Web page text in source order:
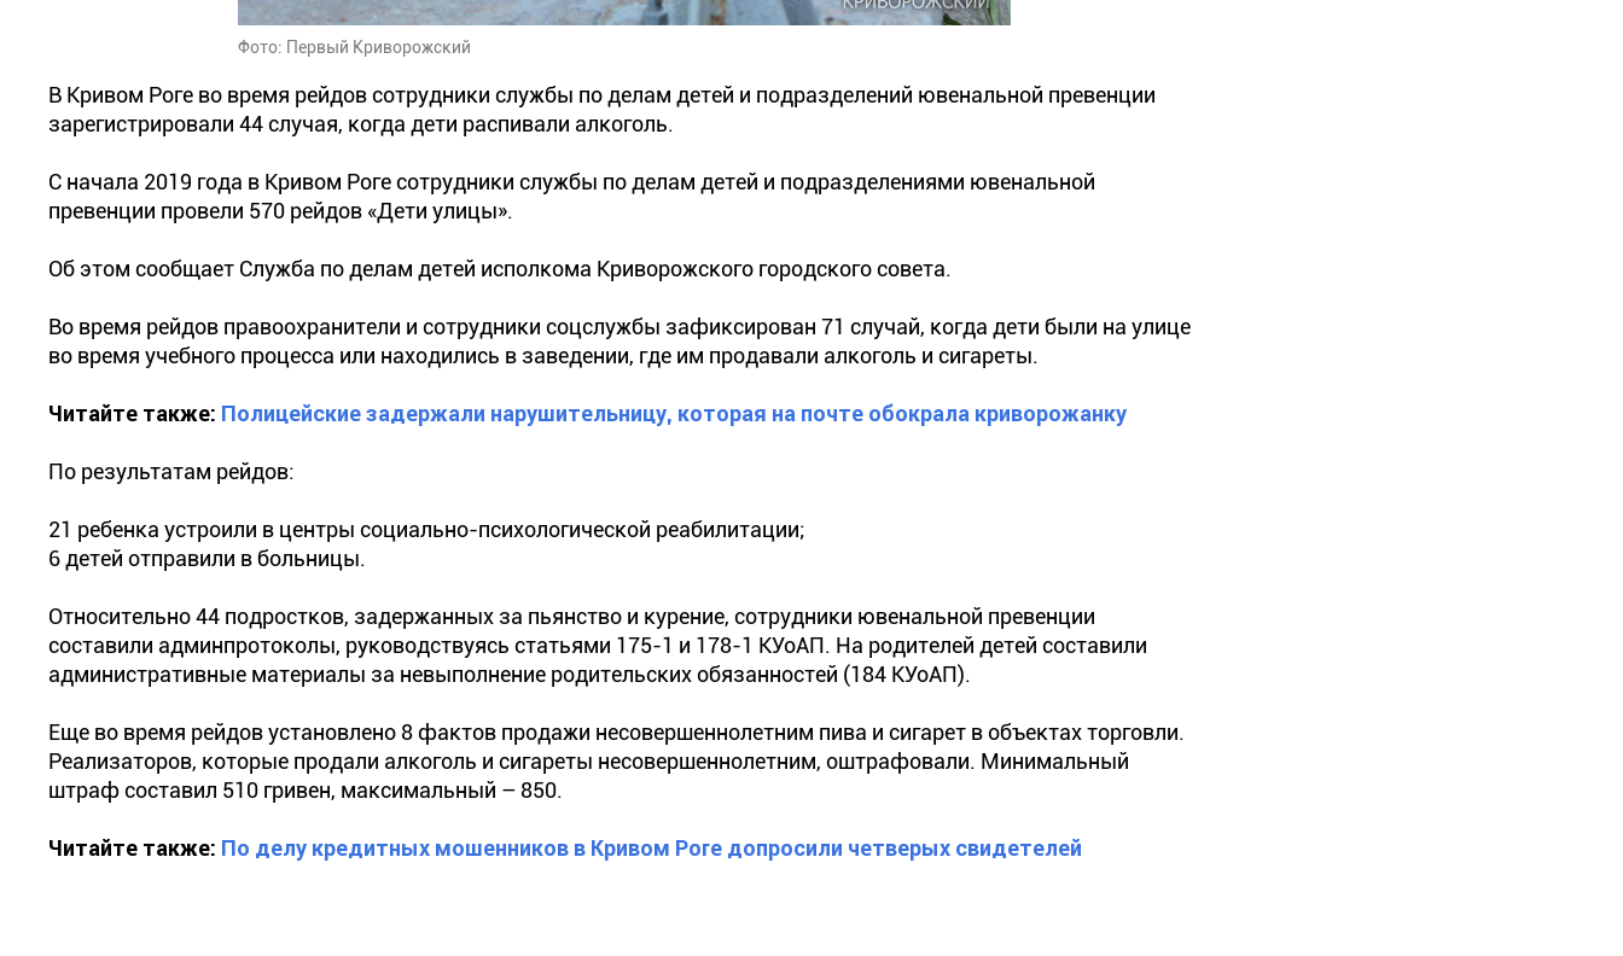
Фото: Первый Криворожский
В Кривом Роге во время рейдов сотрудники службы по делам детей и подразделений ювенальной превенции
зарегистрировали 44 случая, когда дети распивали алкоголь.
С начала 2019 года в Кривом Роге сотрудники службы по делам детей и подразделениями ювенальной
превенции провели 570 рейдов «Дети улицы».
Об этом сообщает Служба по делам детей исполкома Криворожского городского совета.
Во время рейдов правоохранители и сотрудники соцслужбы зафиксирован 71 случай, когда дети были на улице
во время учебного процесса или находились в заведении, где им продавали алкоголь и сигареты.
Читайте также: Полицейские задержали нарушительницу, которая на почте обокрала криворожанку
По результатам рейдов:
21 ребенка устроили в центры социально-психологической реабилитации;
6 детей отправили в больницы.
Относительно 44 подростков, задержанных за пьянство и курение, сотрудники ювенальной превенции
составили админпротоколы, руководствуясь статьями 175-1 и 178-1 КУоАП. На родителей детей составили
административные материалы за невыполнение родительских обязанностей (184 КУоАП).
Еще во время рейдов установлено 8 фактов продажи несовершеннолетним пива и сигарет в объектах торговли.
Реализаторов, которые продали алкоголь и сигареты несовершеннолетним, оштрафовали. Минимальный
штраф составил 510 гривен, максимальный – 850.
Читайте также: По делу кредитных мошенников в Кривом Роге допросили четверых свидетелей